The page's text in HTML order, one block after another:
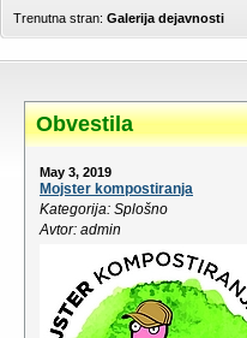
Trenutna stran: Galerija dejavnosti
Obvestila
May 3, 2019
Mojster kompostiranja
Kategorija: Splošno
Avtor: admin